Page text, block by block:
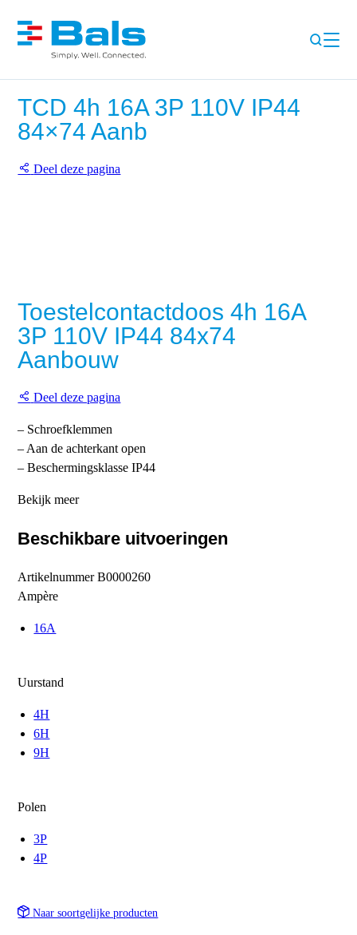
TCD 4h 16A 3P 110V IP44
84×74 Aanb
Deel deze pagina
Toestelcontactdoos 4h 16A
3P 110V IP44 84x74
Aanbouw
Deel deze pagina
– Schroefklemmen
– Aan de achterkant open
– Beschermingsklasse IP44
Bekijk meer
Beschikbare uitvoeringen
ArtikelnummerB0000260
Ampère
16A
Uurstand
4H
6H
9H
Polen
3P
4P
Naar soortgelijke producten